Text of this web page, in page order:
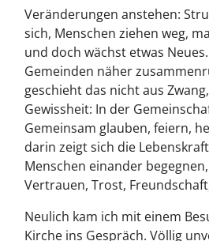
Veränderungen anstehen:
sich, Menschen ziehen weg,
und doch wächst etwas
Gemeinden näher
geschieht das nicht aus
Gewissheit: In der
Gemeinsam glauben, feiern,
darin zeigt sich die
Menschen einander
Vertrauen, Trost,
Neulich kam ich mit einem
Kirche ins Gespräch. Völlig